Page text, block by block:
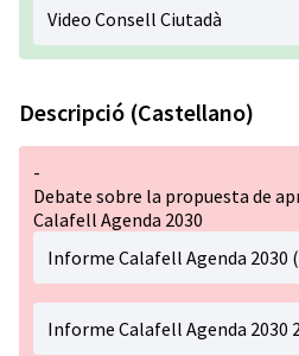
Video Consell Ciutadà
Descripció (Castellano)
-
Debate sobre la propuesta de
Calafell Agenda 2030
Informe Calafell Agenda 2030
Informe Calafell Agenda 2030